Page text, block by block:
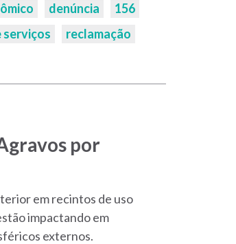
denúncia
156
serviços reclamação
por
em recintos de uso
impactando em
externos.